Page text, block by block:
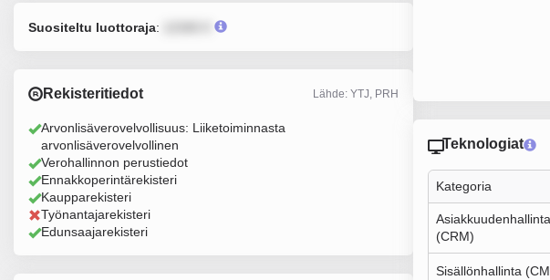
Suositeltu luottoraja:
Rekisteritiedot Lähde: YTJ, PRH
Arvonlisäverovelvollisuus: Liiketoiminnasta
arvonlisäverovelvollinen
Verohallinnon perustiedot
Ennakkoperintärekisteri
Kaupparekisteri
Työnantajarekisteri
Edunsaajarekisteri
Teknologiat
Kategoria
Asiakkuudenhallinta
(CRM)
Sisällönhallinta